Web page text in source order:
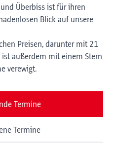
Überbiss ist für ihren
Blick auf unsere
Preisen, darunter mit 21
außerdem mit einem Stern
verewigt.
Termine
Termine